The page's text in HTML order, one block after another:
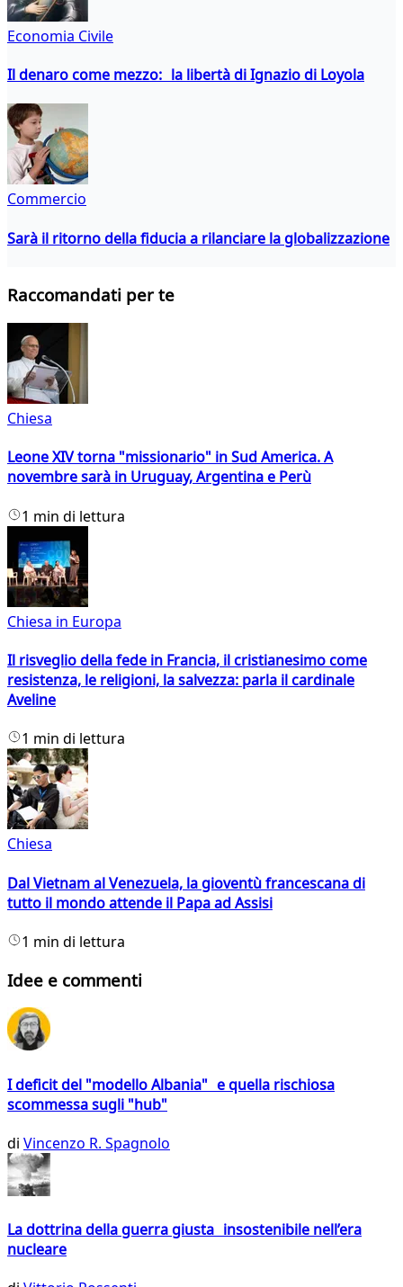
Economia Civile
Il denaro come mezzo: la libertà di Ignazio di Loyola
Commercio
Sarà il ritorno della fiducia a rilanciare la globalizzazione
Raccomandati per te
Chiesa
Leone XIV torna "missionario" in Sud America. A
novembre sarà in Uruguay, Argentina e Perù
1 min di lettura
Chiesa in Europa
Il risveglio della fede in Francia, il cristianesimo come
resistenza, le religioni, la salvezza: parla il cardinale
Aveline
1 min di lettura
Chiesa
Dal Vietnam al Venezuela, la gioventù francescana di
tutto il mondo attende il Papa ad Assisi
1 min di lettura
Idee e commenti
I deficit del "modello Albania" e quella rischiosa
scommessa sugli "hub"
di Vincenzo R. Spagnolo
La dottrina della guerra giusta insostenibile nell’era
nucleare